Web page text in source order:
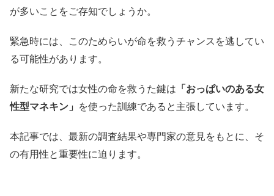
が多いことをご存知でしょうか。
緊急時には、このためらいが命を救うチャンスを逃してい
る可能性があります。
新たな研究では女性の命を救うた鍵は 「おっぱいのある女
性型マネキン」 を使った訓練であると主張しています。
本記事では、最新の調査結果や専門家の意見をもとに、そ
の有用性と重要性に迫ります。